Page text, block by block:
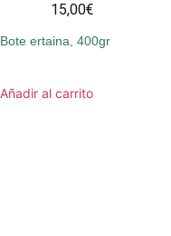
15,00€
Bote ertaina, 400gr
Añadir al carrito